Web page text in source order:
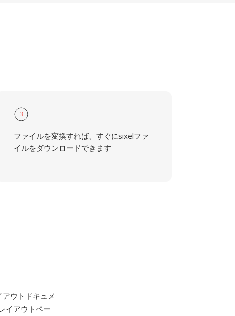
3
ファイルを変換すれば、すぐにsixelファ
イルをダウンロードできます
ウトドキュメ
イアウトペー